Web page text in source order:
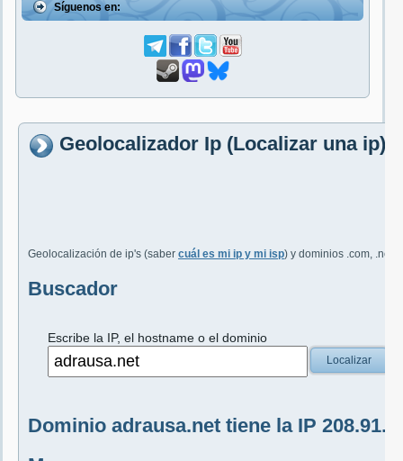
Síguenos en:
Geolocalizador Ip (Localizar una ip)
Geolocalización de ip's (saber cuál es mi ip y mi isp) y dominios .com, .net,
Buscador
Escribe la IP, el hostname o el dominio
Localizar
Dominio adrausa.net tiene la IP